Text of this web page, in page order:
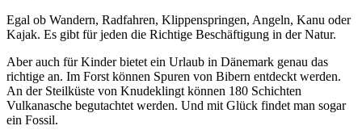
Egal ob Wandern, Radfahren, Klippenspringen, Angeln, Kanu oder
Kajak. Es gibt für jeden die Richtige Beschäftigung in der Natur.
Aber auch für Kinder bietet ein Urlaub in Dänemark genau das
richtige an. Im Forst können Spuren von Bibern entdeckt werden.
An der Steilküste von Knudeklingt können 180 Schichten
Vulkanasche begutachtet werden. Und mit Glück findet man sogar
ein Fossil.